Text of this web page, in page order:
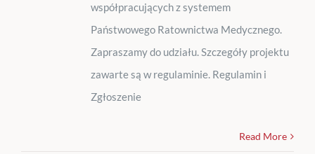
współpracujących z systemem
Państwowego Ratownictwa Medycznego.
Zapraszamy do udziału. Szczegóły projektu
zawarte są w regulaminie. Regulamin i
Zgłoszenie
Read More